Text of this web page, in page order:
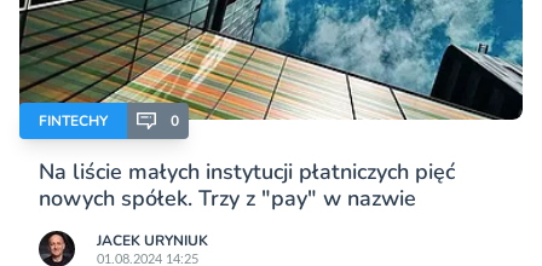
FINTECHY 0
Na liście małych instytucji płatniczych pięć
nowych spółek. Trzy z "pay" w nazwie
JACEK URYNIUK
01.08.2024 14:25